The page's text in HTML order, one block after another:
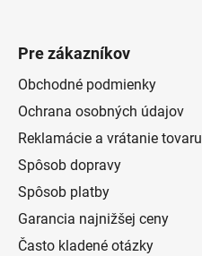
Pre zákazníkov
Obchodné podmienky
Ochrana osobných údajov
Reklamácie a vrátanie tovaru
Spôsob dopravy
Spôsob platby
Garancia najnižšej ceny
Často kladené otázky